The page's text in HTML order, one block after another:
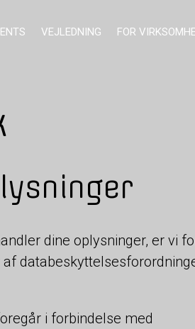
VEJLEDNING FOR
dine oplysninger, er vi
i forbindelse med